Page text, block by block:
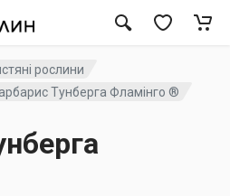
рослини
Тунберга Фламінго ®